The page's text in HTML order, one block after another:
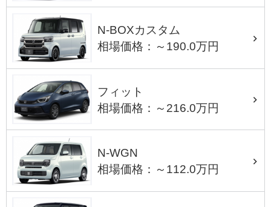
N-BOXカスタム
相場価格：～190.0万円
フィット
相場価格：～216.0万円
N-WGN
相場価格：～112.0万円